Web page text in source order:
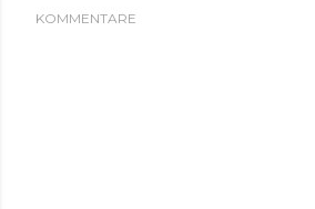
KOMMENTARE